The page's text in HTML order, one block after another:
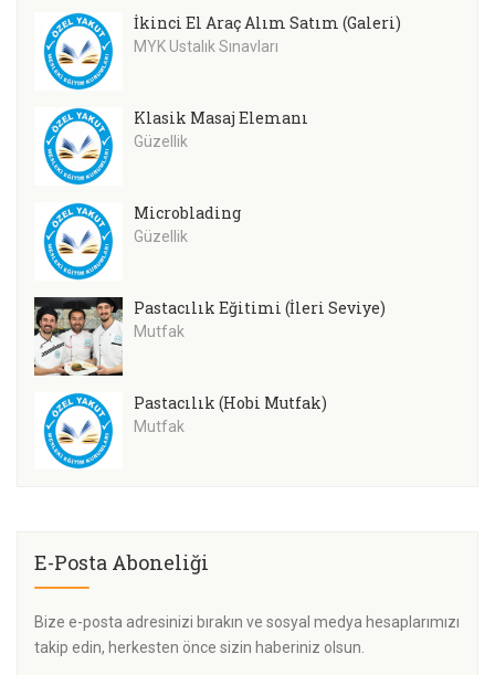
İkinci El Araç Alım Satım (Galeri)
MYK Ustalık Sınavları
Klasik Masaj Elemanı
Güzellik
Microblading
Güzellik
Pastacılık Eğitimi (İleri Seviye)
Mutfak
Pastacılık (Hobi Mutfak)
Mutfak
E-Posta Aboneliği
Bize e-posta adresinizi bırakın ve sosyal medya hesaplarımızı
takip edin, herkesten önce sizin haberiniz olsun.